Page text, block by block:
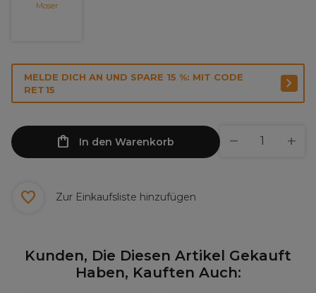
Moser
MELDE DICH AN UND SPARE 15 %: MIT CODE
RET15
In den Warenkorb
Zur Einkaufsliste hinzufügen
Kunden, Die Diesen Artikel Gekauft
Haben, Kauften Auch: